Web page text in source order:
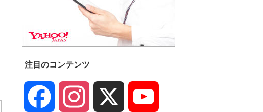
注目のコンテンツ
Facebook Instagram